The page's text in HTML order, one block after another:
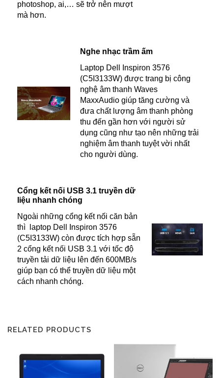
photoshop, ai,… sẽ trở nên mượt
mà hơn.
Nghe nhạc trầm ấm
Laptop Dell Inspiron 3576
(C5I3133W) được trang bị công
nghệ âm thanh Waves
MaxxAudio giúp tăng cường và
đưa chất lượng âm thanh phòng
thu đến gần hơn với người sử
dụng cũng như tạo nên những trải
nghiệm âm thanh tuyệt vời nhất
cho người dùng.
Cổng kết nối USB 3.1 truyền dữ
liệu nhanh chóng
Ngoài những cổng kết nối căn bản
thì laptop Dell Inspiron 3576
(C5I3133W) còn được tích hợp sẵn
2 cổng kết nối USB 3.1 với tốc độ
truyền tải dữ liệu lên đến 600MB/s
giúp bạn có thể truyền dữ liệu một
cách nhanh chóng.
RELATED PRODUCTS